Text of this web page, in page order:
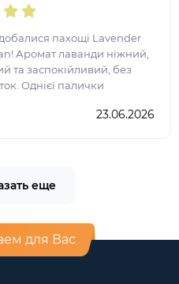
пахощі Lavender
Аромат лаванди ніжний,
та заспокійливий, без
Однієї палички
затишку, гармонії та
23.06.2026
еще
для Вас